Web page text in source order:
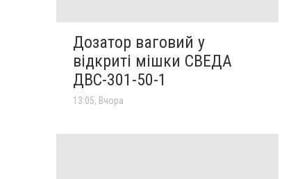
Дозатор ваговий у
відкриті мішки СВЕДА
ДВС-301-50-1
13:05, Вчора